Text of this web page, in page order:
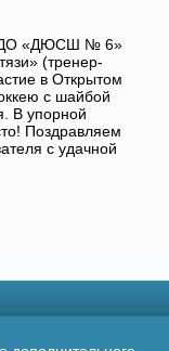
ДО «ДЮСШ № 6»
(тренер-
в Открытом
с шайбой
В упорной
Поздравляем
с удачной